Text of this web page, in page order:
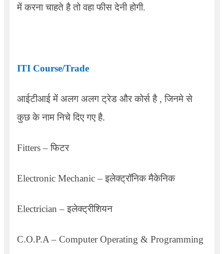
में करना चाहते है तो वहा फीस देनी होगी.
ITI Course/Trade
आईटीआई में अलग अलग ट्रेड और कोर्स है ,जिनमे से
कुछ के नाम निचे दिए गए है.
Fitters –फिटर
Electronic Mechanic –इलेक्ट्रॉनिक मैकेनिक
Electrician –इलेक्ट्रीशियन
C.O.P.A – Computer Operating & Programming